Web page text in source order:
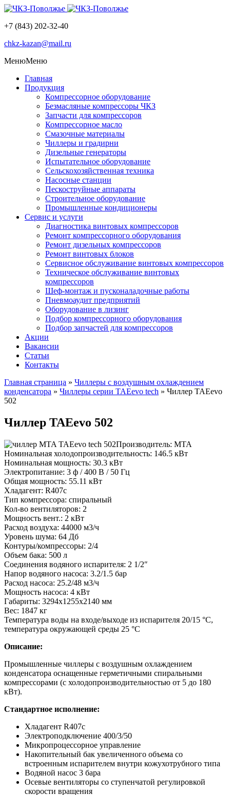
+7 (843) 202-32-40
chkz-kazan@mail.ru
МенюМеню
Главная
Продукция
Компрессорное оборудование
Безмасляные компрессоры ЧКЗ
Запчасти для компрессоров
Компрессорное масло
Смазочные материалы
Чиллеры и градирни
Дизельные генераторы
Испытательное оборудование
Сельскохозяйственная техника
Насосные станции
Пескоструйные аппараты
Строительное оборудование
Промышленные кондиционеры
Сервис и услуги
Диагностика винтовых компрессоров
Ремонт компрессорного оборудования
Ремонт дизельных компрессоров
Ремонт винтовых блоков
Сервисное обслуживание винтовых компрессоров
Техническое обслуживание винтовых
компрессоров
Шеф-монтаж и пусконаладочные работы
Пневмоаудит предприятий
Оборудование в лизинг
Подбор компрессорного оборудования
Подбор запчастей для компрессоров
Акции
Вакансии
Статьи
Контакты
Главная страница » Чиллеры с воздушным охлаждением
конденсатора » Чиллеры серии TAEevo tech » Чиллер TAEevo
502
Чиллер TAEevo 502
Производитель: MTA
Номинальная холодопроизводительность: 146.5 кВт
Номинальная мощность: 30.3 кВт
Электропитание: 3 ф / 400 В / 50 Гц
Общая мощность: 55.11 кВт
Хладагент: R407c
Тип компрессора: спиральный
Кол-во вентиляторов: 2
Мощность вент.: 2 кВт
Расход воздуха: 44000 м3/ч
Уровень шума: 64 Дб
Контуры/компрессоры: 2/4
Объем бака: 500 л
Соединения водяного испарителя: 2 1/2″
Напор водяного насоса: 3.2/1.5 бар
Расход насоса: 25.2/48 м3/ч
Мощность насоса: 4 кВт
Габариты: 3294х1255х2140 мм
Вес: 1847 кг
Температура воды на входе/выходе из испарителя 20/15 °С,
температура окружающей среды 25 °С
Описание:
Промышленные чиллеры с воздушным охлаждением
конденсатора оснащенные герметичными спиральными
компрессорами (с холодопроизводительностью от 5 до 180
кВт).
Стандартное исполнение:
Хладагент R407с
Электроподключение 400/3/50
Микропроцессорное управление
Накопительный бак увеличенного объема со
встроенным испарителем внутри кожухотрубного типа
Водяной насос 3 бара
Осевые вентиляторы со ступенчатой регулировкой
скорости вращения